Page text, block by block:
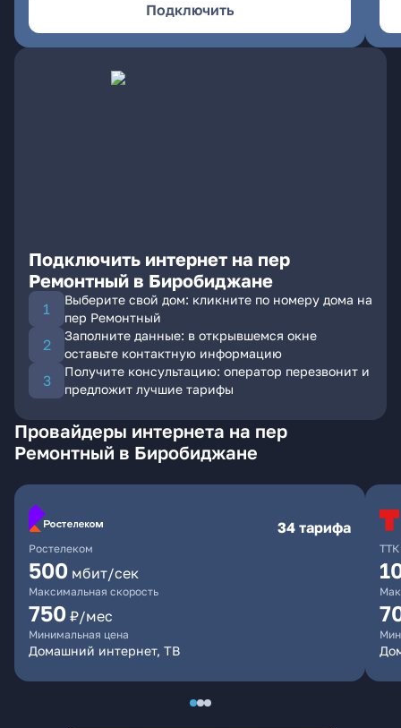
Подключить
Подключить интернет на пер
Ремонтный в Биробиджане
Выберите свой дом: кликните по номеру дома на
пер Ремонтный
Заполните данные: в открывшемся окне
оставьте контактную информацию
Получите консультацию: оператор перезвонит и
предложит лучшие тарифы
Провайдеры интернета на пер
Ремонтный в Биробиджане
Ростелеком
34 тарифа
500 мбит/сек
Максимальная скорость
750 ₽/мес
Минимальная цена
Домашний интернет, ТВ
ТТК